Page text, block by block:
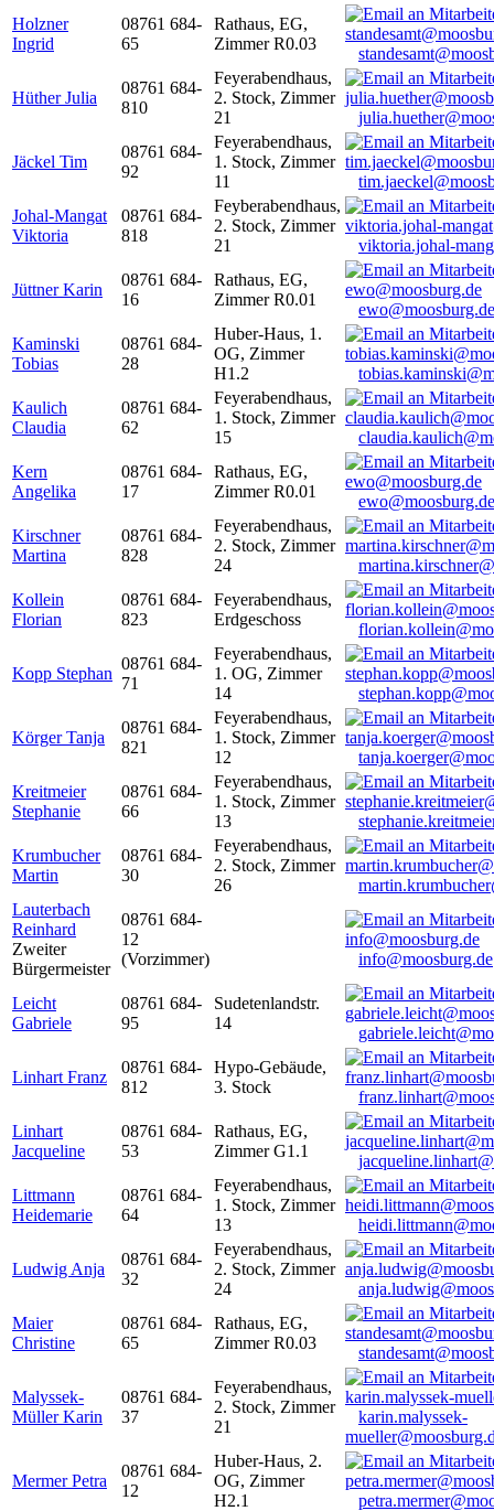
Holzner
Ingrid
08761 684-
65
Rathaus, EG,
Zimmer R0.03
Hüther Julia
08761 684-
810
Feyerabendhaus,
2. Stock, Zimmer
21
Jäckel Tim
08761 684-
92
Feyerabendhaus,
1. Stock, Zimmer
11
Johal-Mangat
Viktoria
08761 684-
818
Feyberabendhaus,
2. Stock, Zimmer
21
viktoria.johal-
Jüttner Karin
08761 684-
16
Rathaus, EG,
Zimmer R0.01
ewo@moosburg.de
Kaminski
Tobias
08761 684-
28
Huber-Haus, 1.
OG, Zimmer
H1.2
Kaulich
Claudia
08761 684-
62
Feyerabendhaus,
1. Stock, Zimmer
15
Kern
Angelika
08761 684-
17
Rathaus, EG,
Zimmer R0.01
ewo@moosburg.de
Kirschner
Martina
08761 684-
828
Feyerabendhaus,
2. Stock, Zimmer
24
Kollein
Florian
08761 684-
823
Feyerabendhaus,
Erdgeschoss
Kopp Stephan
08761 684-
71
Feyerabendhaus,
1. OG, Zimmer
14
Körger Tanja
08761 684-
821
Feyerabendhaus,
1. Stock, Zimmer
12
Kreitmeier
Stephanie
08761 684-
66
Feyerabendhaus,
1. Stock, Zimmer
13
Krumbucher
Martin
08761 684-
30
Feyerabendhaus,
2. Stock, Zimmer
26
Lauterbach
Reinhard
Zweiter
Bürgermeister
08761 684-
12
(Vorzimmer)
info@moosburg.de
Leicht
Gabriele
08761 684-
95
Sudetenlandstr.
14
Linhart Franz
08761 684-
812
Hypo-Gebäude,
3. Stock
Linhart
Jacqueline
08761 684-
53
Rathaus, EG,
Zimmer G1.1
Littmann
Heidemarie
08761 684-
64
Feyerabendhaus,
1. Stock, Zimmer
13
Ludwig Anja
08761 684-
32
Feyerabendhaus,
2. Stock, Zimmer
24
Maier
Christine
08761 684-
65
Rathaus, EG,
Zimmer R0.03
Malyssek-
Müller Karin
08761 684-
37
Feyerabendhaus,
2. Stock, Zimmer
21
karin.malyssek-
Mermer Petra
08761 684-
12
Huber-Haus, 2.
OG, Zimmer
H2.1